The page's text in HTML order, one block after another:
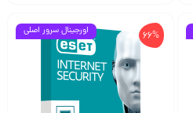
اورجینال سرور اصلی 66%